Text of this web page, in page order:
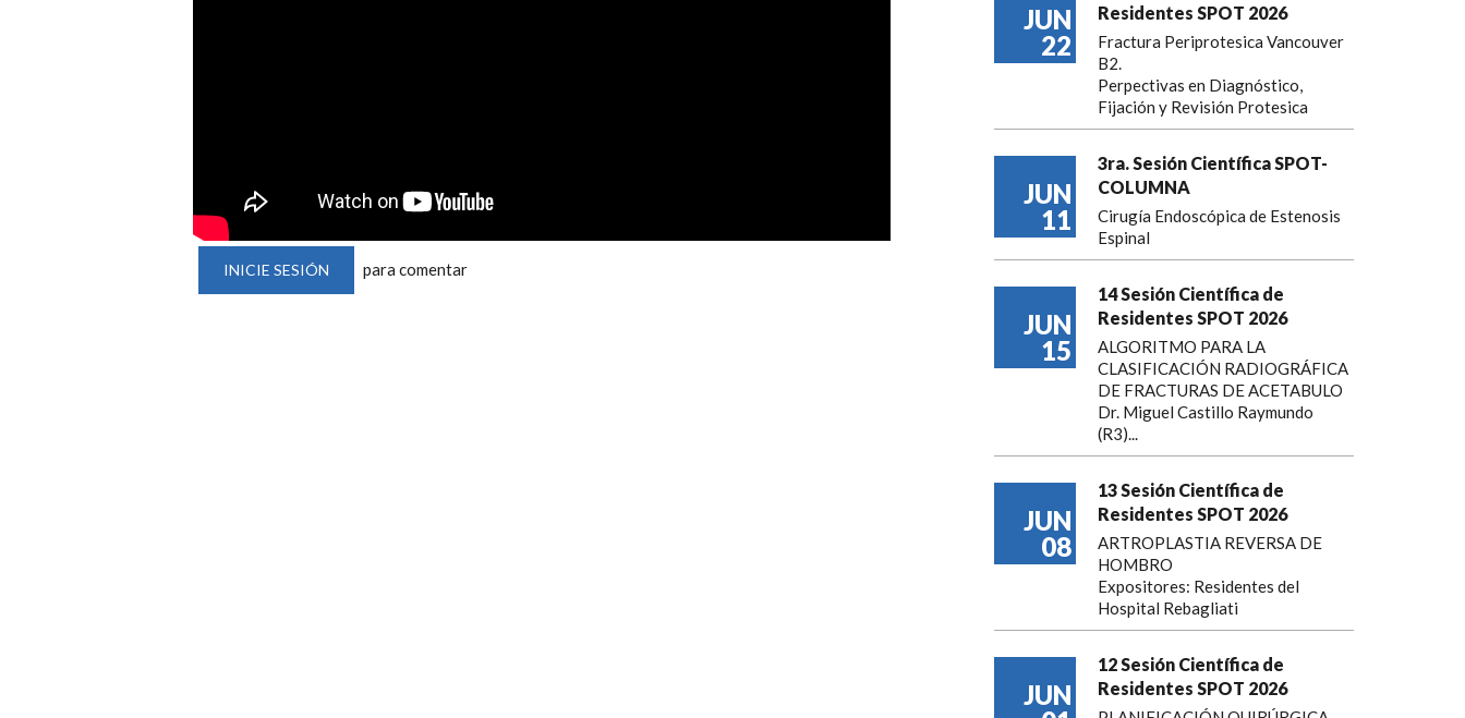
INICIE SESIÓN para comentar
JUN
22
Residentes SPOT 2026
Fractura Periprotesica Vancouver
B2.
Perpectivas en Diagnóstico,
Fijación y Revisión Protesica
JUN
11
3ra. Sesión Científica SPOT-
COLUMNA
Cirugía Endoscópica de Estenosis
Espinal
JUN
15
14 Sesión Científica de
Residentes SPOT 2026
ALGORITMO PARA LA
CLASIFICACIÓN RADIOGRÁFICA
DE FRACTURAS DE ACETABULO
Dr. Miguel Castillo Raymundo
(R3)...
JUN
08
13 Sesión Científica de
Residentes SPOT 2026
ARTROPLASTIA REVERSA DE
HOMBRO
Expositores: Residentes del
Hospital Rebagliati
JUN
12 Sesión Científica de
Residentes SPOT 2026